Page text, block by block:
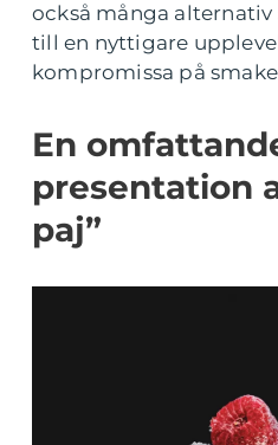
också många alternativ
till en nyttigare
kompromissa på
En
presentation
paj”